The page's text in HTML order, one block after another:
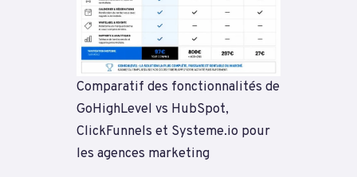
Comparatif des fonctionnalités de
GoHighLevel vs HubSpot,
ClickFunnels et Systeme.io pour
les agences marketing